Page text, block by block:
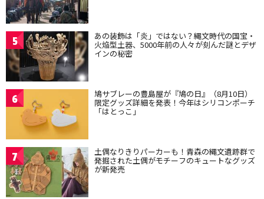
5 あの装飾は「炎」ではない？縄文時代の国宝・
火焔型土器、5000年前の人々が刻んだ謎とデザ
インの秘密
6 鳩サブレーの豊島屋が『鳩の日』（8月10日）
限定グッズ詳細を発表！今年はシリコンポーチ
「はとっこ」
7 土偶なりきりパーカーも！青森の縄文遺跡群で
発掘された土偶がモチーフのキュートなグッズ
が新発売